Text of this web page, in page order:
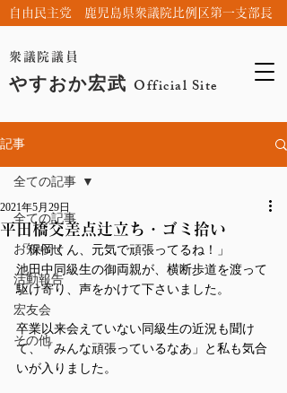
衆議院議員
やすおか宏武 Official Site
自由民主党 鹿児島県衆議院比例区第一支部長
記事
全ての記事
お知らせ
活動報告
宏友会
その他
全ての記事
平田橋交差点辻立ち・ゴミ拾い
2021年5月29日
「保岡くん、元気で頑張ってるね！」
池田中同級生の御両親が、横断歩道を渡って
駆け寄り、声をかけて下さいました。
卒業以来会えていない同級生の近況も聞け
て、「みんな頑張っているなあ」と私も気合
いが入りました。